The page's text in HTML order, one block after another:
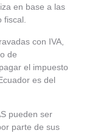
en base a las
fiscal.
con IVA,
de
el impuesto
es del
pueden ser
parte de sus